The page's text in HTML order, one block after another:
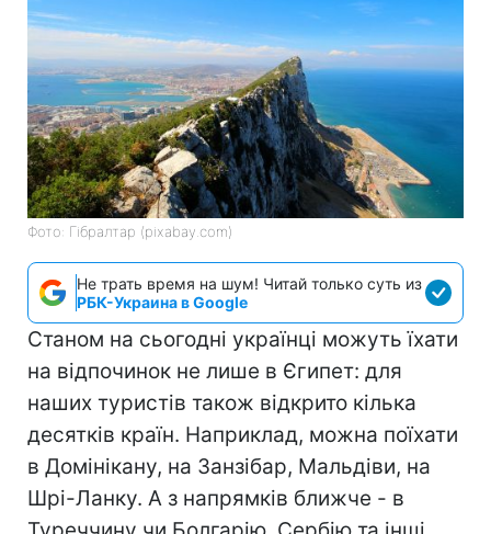
Фото: Гібралтар (pixabay.com)
Не трать время на шум! Читай только суть из
РБК-Украина в Google
Станом на сьогодні українці можуть їхати
на відпочинок не лише в Єгипет: для
наших туристів також відкрито кілька
десятків країн. Наприклад, можна поїхати
в Домінікану, на Занзібар, Мальдіви, на
Шрі-Ланку. А з напрямків ближче - в